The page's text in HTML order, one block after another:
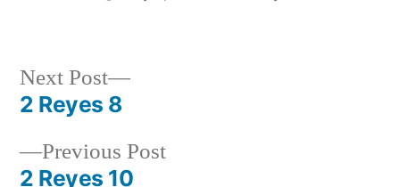
Post
navigation
Previous PostPrevious
2 Reyes 10
Next Post
Next
2 Reyes 8